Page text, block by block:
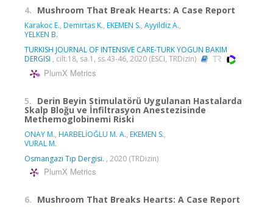
4. Mushroom That Break Hearts: A Case Report
Karakoc E., Demirtas K., EKEMEN S., Ayyildiz A.,
YELKEN B.
TURKISH JOURNAL OF INTENSIVE CARE-TURK YOGUN BAKIM
DERGISI , cilt.18, sa.1, ss.43-46, 2020 (ESCI, TRDizin)
PlumX Metrics
5. Derin Beyin Stimulatörü Uygulanan Hastalarda
Skalp Bloğu ve İnfiltrasyon Anestezisinde
Methemoglobinemi Riski
ONAY M., HARBELİOĞLU M. A., EKEMEN S.,
VURAL M.
Osmangazi Tıp Dergisi. , 2020 (TRDizin)
PlumX Metrics
6. Mushroom That Breaks Hearts: A Case Report